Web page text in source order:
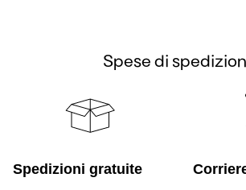
Spese di
Spedizioni gratuite